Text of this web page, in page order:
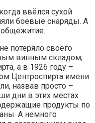
ввёлся сухой
боевые снаряды. А
потеряло своего
винным складом,
а в 1926 году –
Центроспирта имени
назвав просто –
дни в этих местах
продукты по
А немного